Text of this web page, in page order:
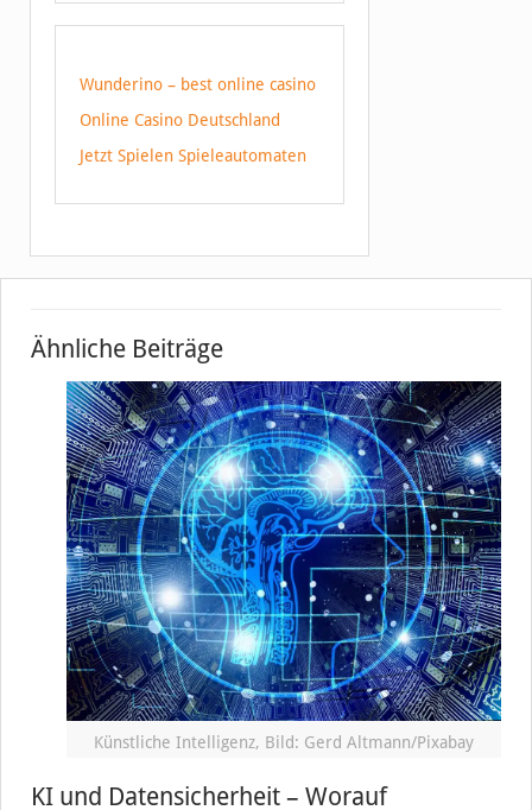
Wunderino – best online casino
Online Casino Deutschland
Jetzt Spielen Spieleautomaten
Ähnliche Beiträge
Künstliche Intelligenz, Bild: Gerd Altmann/Pixabay
KI und Datensicherheit – Worauf